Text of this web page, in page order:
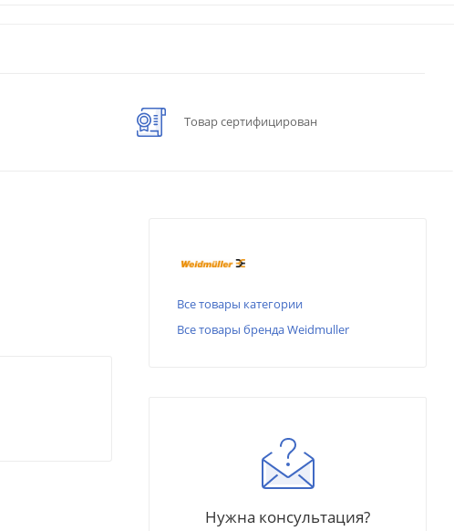
Товар сертифицирован
Все товары категории
Все товары бренда Weidmuller
Нужна консультация?